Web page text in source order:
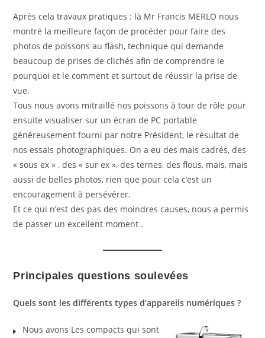
Après cela travaux pratiques : là Mr Francis MERLO nous
montré la meilleure façon de procéder pour faire des
photos de poissons au flash, technique qui demande
beaucoup de prises de clichés afin de comprendre le
pourquoi et le comment et surtout de réussir la prise de
vue.
Tous nous avons mitraillé nos poissons à tour de rôle pour
ensuite visualiser sur un écran de PC portable
généreusement fourni par notre Président, le résultat de
nos essais photographiques. On a eu des mals cadrés, des
« sous ex » , des « sur ex », des ternes, des flous, mais, mais
aussi de belles photos, rien que pour cela c’est un
encouragement à persévérer.
Et ce qui n’est des pas des moindres causes, nous a permis
de passer un excellent moment .
Principales questions soulevées
Quels sont les différents types d’appareils numériques ?
Nous avons Les compacts qui sont